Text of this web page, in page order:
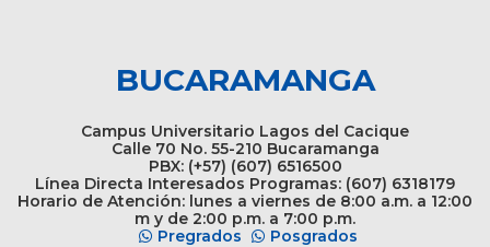
BUCARAMANGA
Campus Universitario Lagos del Cacique
Calle 70 No. 55-210 Bucaramanga
PBX: (+57) (607) 6516500
Línea Directa Interesados Programas: (607) 6318179
Horario de Atención: lunes a viernes de 8:00 a.m. a 12:00
m y de 2:00 p.m. a 7:00 p.m.
Pregrados
Posgrados